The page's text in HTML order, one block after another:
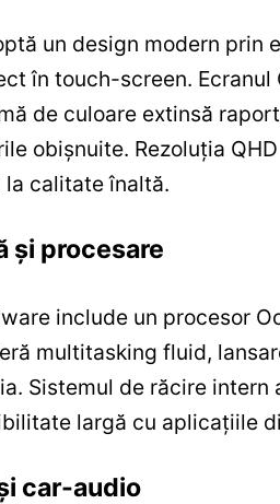
un design modern
în touch-screen.
de culoare extinsă
obișnuite. Rezoluția
calitate înaltă.
și procesare
include un procesor
multitasking fluid,
Sistemul de răcire
largă cu aplicațiile
car-audio